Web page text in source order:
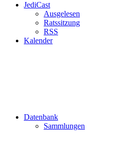
JediCast
Ausgelesen
Ratssitzung
RSS
Kalender
Datenbank
Sammlungen